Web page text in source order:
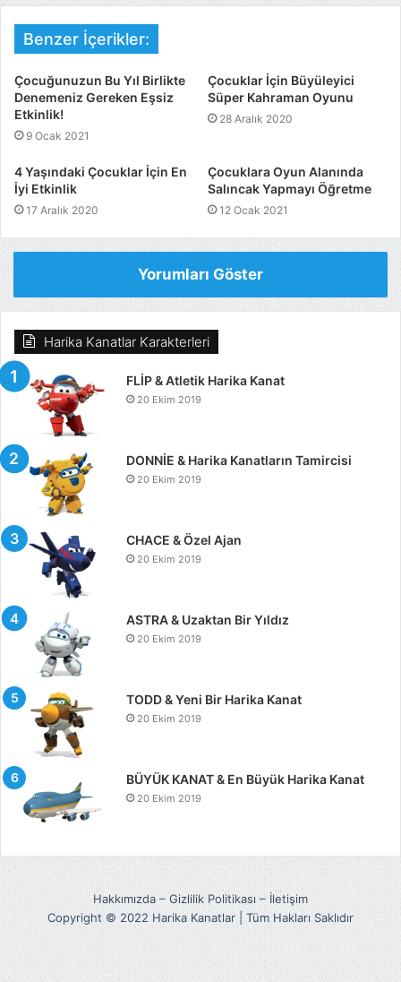
Benzer İçerikler:
Çocuğunuzun Bu Yıl Birlikte
Denemeniz Gereken Eşsiz
Etkinlik!
9 Ocak 2021
Çocuklar İçin Büyüleyici
Süper Kahraman Oyunu
28 Aralık 2020
4 Yaşındaki Çocuklar İçin En
İyi Etkinlik
17 Aralık 2020
Çocuklara Oyun Alanında
Salıncak Yapmayı Öğretme
12 Ocak 2021
Yorumları Göster
Harika Kanatlar Karakterleri
FLİP & Atletik Harika Kanat
20 Ekim 2019
DONNİE & Harika Kanatların Tamircisi
20 Ekim 2019
CHACE & Özel Ajan
20 Ekim 2019
ASTRA & Uzaktan Bir Yıldız
20 Ekim 2019
TODD & Yeni Bir Harika Kanat
20 Ekim 2019
BÜYÜK KANAT & En Büyük Harika Kanat
20 Ekim 2019
Hakkımızda – Gizlilik Politikası – İletişim
Copyright © 2022 Harika Kanatlar | Tüm Hakları Saklıdır